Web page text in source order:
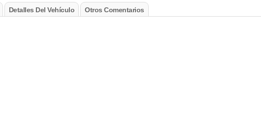
Detalles Del Vehículo Otros Comentarios